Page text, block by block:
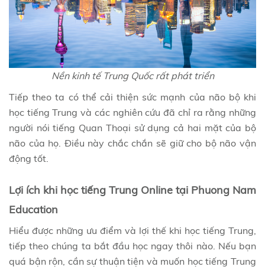
Nền kinh tế Trung Quốc rất phát triển
Tiếp theo ta có thể cải thiện sức mạnh của não bộ khi
học tiếng Trung và các nghiên cứu đã chỉ ra rằng những
người nói tiếng Quan Thoại sử dụng cả hai mặt của bộ
não của họ. Điều này chắc chắn sẽ giữ cho bộ não vận
động tốt.
Lợi ích khi học tiếng Trung Online tại Phuong Nam
Education
Hiểu được những ưu điểm và lợi thế khi học tiếng Trung,
tiếp theo chúng ta bắt đầu học ngay thôi nào. Nếu bạn
quá bận rộn, cần sự thuận tiện và muốn học tiếng Trung